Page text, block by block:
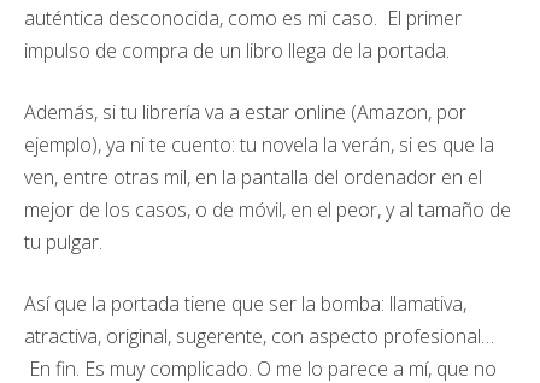
auténtica desconocida, como es mi caso. El primer
impulso de compra de un libro llega de la portada.
Además, si tu librería va a estar online (Amazon, por
ejemplo), ya ni te cuento: tu novela la verán, si es que la
ven, entre otras mil, en la pantalla del ordenador en el
mejor de los casos, o de móvil, en el peor, y al tamaño de
tu pulgar.
Así que la portada tiene que ser la bomba: llamativa,
atractiva, original, sugerente, con aspecto profesional…
En fin. Es muy complicado. O me lo parece a mí, que no